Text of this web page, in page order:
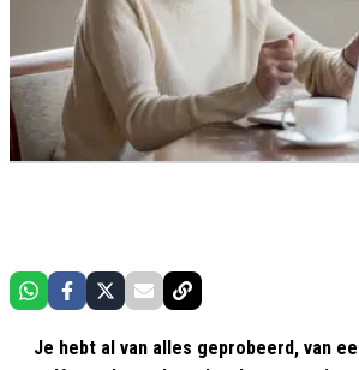
Je hebt al van alles geprobeerd, van